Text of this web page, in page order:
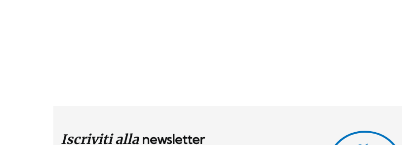
Iscriviti allanewsletter